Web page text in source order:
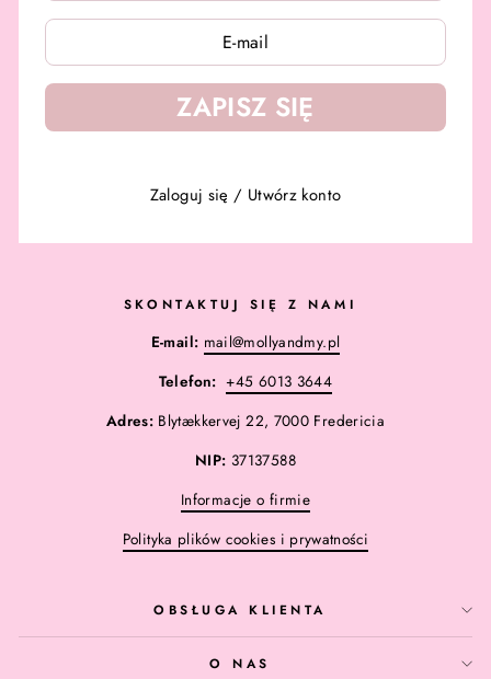
ZAPISZ SIĘ
Zaloguj się / Utwórz konto
SKONTAKTUJ SIĘ Z NAMI
E-mail: mail@mollyandmy.pl
Telefon: +45 6013 3644
Adres: Blytækkervej 22, 7000 Fredericia
NIP: 37137588
Informacje o firmie
Polityka plików cookies i prywatności
OBSŁUGA KLIENTA
O NAS